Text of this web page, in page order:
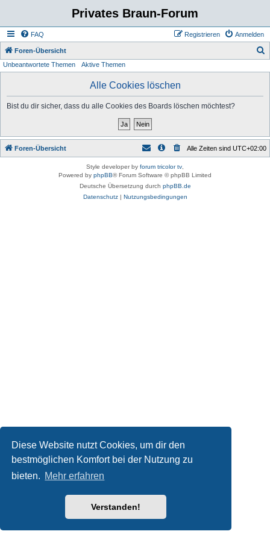
Diese Website nutzt Cookies, um dir den
bestmöglichen Komfort bei der Nutzung zu
bieten. Mehr erfahren
Verstanden!
Privates Braun-Forum
FAQ Anmelden
Registrieren
Foren-Übersicht
Unbeantwortete Themen Aktive Themen
Alle Cookies löschen
Bist du dir sicher, dass du alle Cookies des Boards löschen möchtest?
Foren-Übersicht Alle Zeiten sind UTC+02:00
Style developer by forum tricolor tv
Powered by phpBB® Forum Software © phpBB Limited
Deutsche Übersetzung durch phpBB.de
Datenschutz| Nutzungsbedingungen